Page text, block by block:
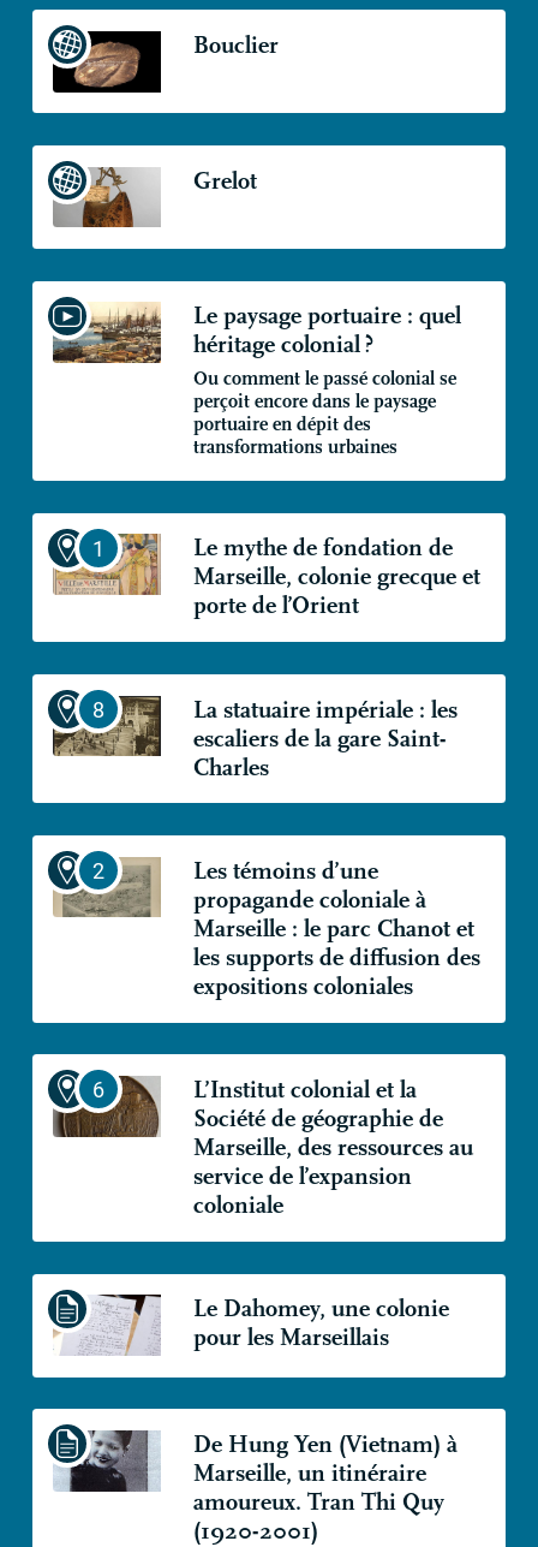
Bouclier
Grelot
Le paysage portuaire : quel
héritage colonial?
Ou comment le passé colonial se
perçoit encore dans le paysage
portuaire en dépit des
transformations urbaines
Le mythe de fondation de
Marseille, colonie grecque et
porte de l’Orient
La statuaire impériale : les
escaliers de la gare Saint-
Charles
Les témoins d’une
propagande coloniale à
Marseille : le parc Chanot et
les supports de diffusion des
expositions coloniales
L’Institut colonial et la
Société de géographie de
Marseille, des ressources au
service de l’expansion
coloniale
Le Dahomey, une colonie
pour les Marseillais
De Hung Yen (Vietnam) à
Marseille, un itinéraire
amoureux. Tran Thi Quy
(1920-2001)